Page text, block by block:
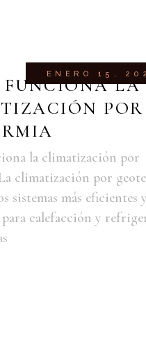
ENERO 15,
FUNCIONA LA
POR
la climatización por
climatización por
sistemas más eficientes y
para calefacción y